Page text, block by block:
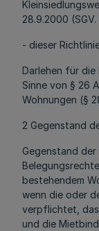
28.9.2000
- dieser
Darlehen für die
Sinne von § 26
Wohnungen (§
2 Gegenstand
Gegenstand
bestehendem
wenn die oder
verpflichtet, das
und die